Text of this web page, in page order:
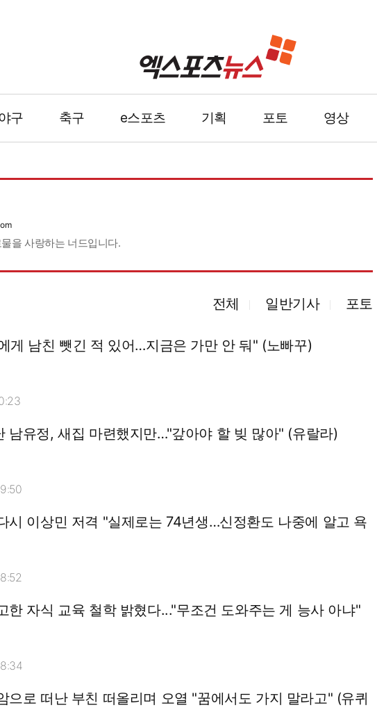
구 축구 e스포츠 기획 포토 영상
을 사랑하는 너드입니다.
전체 일반기사 포토
게 남친 뺏긴 적 있어…지금은 가만 안 둬" (노빠꾸)
남유정, 새집 마련했지만…"갚아야 할 빚 많아" (유랄라)
시 이상민 저격 "실제로는 74년생…신정환도 나중에 알고 욕
한 자식 교육 철학 밝혔다..."무조건 도와주는 게 능사 아냐"
으로 떠난 부친 떠올리며 오열 "꿈에서도 가지 말라고" (유퀴